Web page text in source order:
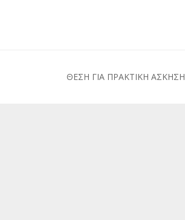
ΘΕΣΗ ΓΙΑ ΠΡΑΚΤΙΚΗ ΑΣΚΗΣΗ